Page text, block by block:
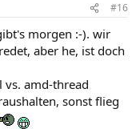
#16
morgen :-). wir
aber he, ist doch
vs. amd-thread
sonst flieg